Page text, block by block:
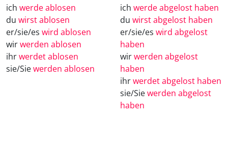
ich werde ablosen
du wirst ablosen
er/sie/es wird ablosen
wirwerden ablosen
ihrwerdet ablosen
sie/Siewerden ablosen
ich werde abgelost haben
du wirst abgelost haben
er/sie/es wird abgelost
haben
wirwerden abgelost
haben
ihrwerdet abgelost haben
sie/Siewerden abgelost
haben